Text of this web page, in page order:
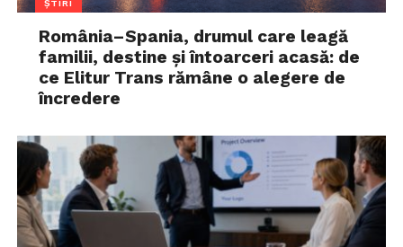
ȘTIRI
România–Spania, drumul care leagă
familii, destine și întoarceri acasă: de
ce Elitur Trans rămâne o alegere de
încredere